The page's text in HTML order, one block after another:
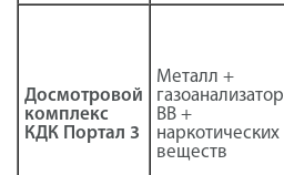
Досмотровой
комплекс
КДК Портал 3
Металл +
газоанализатор
ВВ +
наркотических
веществ